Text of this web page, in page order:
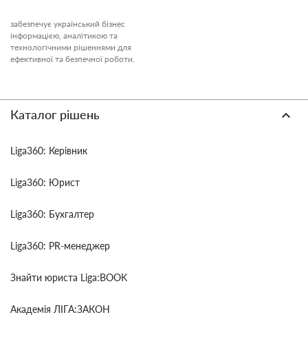
забезпечує український бізнес
інформацією, аналітикою та
технологічними рішеннями для
ефективної та безпечної роботи.
Каталог рішень
Liga360: Керівник
Liga360: Юрист
Liga360: Бухгалтер
Liga360: PR-менеджер
Знайти юриста Liga:BOOK
Академія ЛІГА:ЗАКОН